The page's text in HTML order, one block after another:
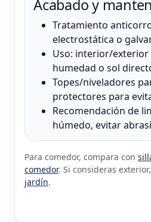
Acabado y
Tratamiento
electrostática o
Uso: interior/exterior
humedad o sol
Topes/niveladores
protectores para
Recomendación de
húmedo, evitar
Para comedor, compara con
comedor. Si consideras
jardín.